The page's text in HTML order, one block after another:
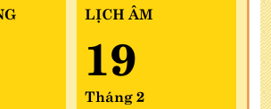
LỊCH ÂM
19
Tháng 2